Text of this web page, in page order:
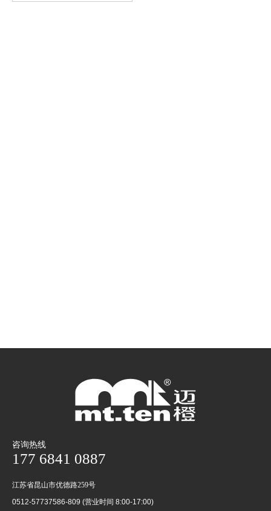
咨询热线
177 6841 0887
江苏省昆山市优德路259号
0512-57737586-809 (营业时间 8:00-17:00)